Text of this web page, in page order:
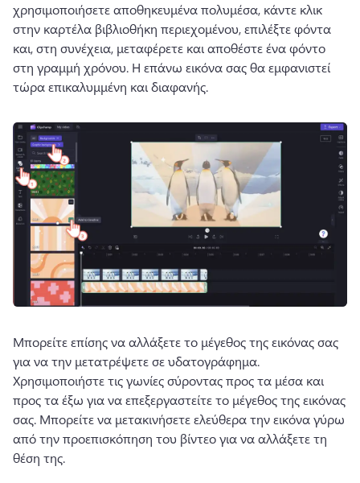
χρησιμοποιήσετε αποθηκευμένα πολυμέσα, κάντε κλικ
στην καρτέλα βιβλιοθήκη περιεχομένου, επιλέξτε φόντα
και, στη συνέχεια, μεταφέρετε και αποθέστε ένα φόντο
στη γραμμή χρόνου. Η επάνω εικόνα σας θα εμφανιστεί
τώρα επικαλυμμένη και διαφανής.
Μπορείτε επίσης να αλλάξετε το μέγεθος της εικόνας σας
Χρησιμοποιήστε τις γωνίες σύροντας προς τα μέσα και
προς τα έξω για να επεξεργαστείτε το μέγεθος της εικόνας
σας. Μπορείτε να μετακινήσετε ελεύθερα την εικόνα γύρω
από την προεπισκόπηση του βίντεο για να αλλάξετε τη
θέση της.